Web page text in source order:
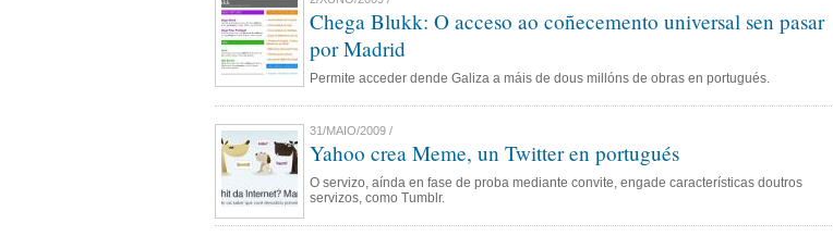
Chega Blukk: O acceso ao coñecemento universal sen pasar
por Madrid
Permite acceder dende Galiza a máis de dous millóns de obras en portugués.
31/MAIO/2009 /
Yahoo crea Meme, un Twitter en portugués
O servizo, aínda en fase de proba mediante convite, engade características doutros
servizos, como Tumblr.